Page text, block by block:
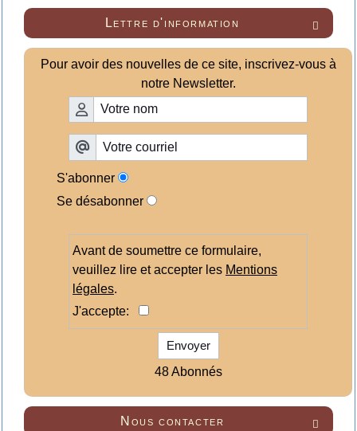

Lettre d'information
Pour avoir des nouvelles de ce site, inscrivez-vous à
notre Newsletter.
S'abonner
Se désabonner
Avant de soumettre ce formulaire,
veuillez lire et accepter les Mentions
légales.
J'accepte:
Envoyer
48 Abonnés

Nous contacter